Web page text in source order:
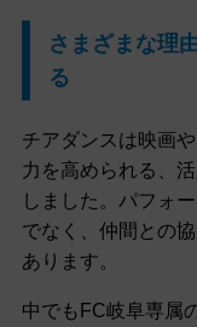
さまざまな理
る
チアダンスは映画
力を高められる、
しました。パフォ
でなく、仲間との
あります。
中でもFC岐阜専属